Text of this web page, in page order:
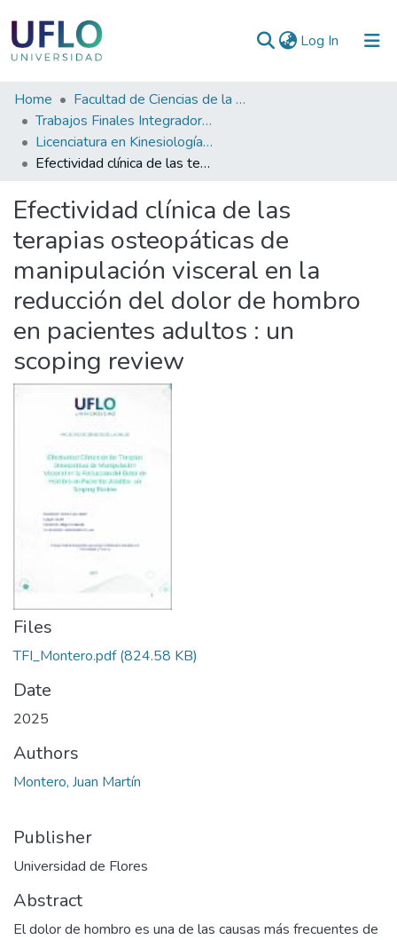
Log In (current)
Communities
&
Collections
Statistics
Home
Facultad de Ciencias de la Salud
Trabajos Finales Integradores (TFI)
Licenciatura en Kinesiología y Fisiatría
Efectividad clínica de las terapias osteopáticas de manipulación visceral en la reducción del dolor de hombro en pacientes adultos : un scoping review
Efectividad clínica de las
terapias osteopáticas de
manipulación visceral en la
reducción del dolor de hombro
en pacientes adultos : un
scoping review
Files
TFI_Montero.pdf(824.58 KB)
Date
2025
Authors
Montero, Juan Martín
Publisher
Universidad de Flores
Abstract
El dolor de hombro es una de las causas más frecuentes de